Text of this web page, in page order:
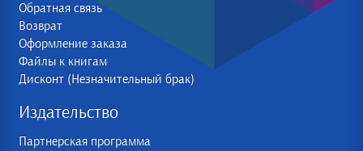
Обратная связь
Возврат
Оформление заказа
Файлы к книгам
Дисконт (Незначительный брак)
Издательство
Партнерская программа